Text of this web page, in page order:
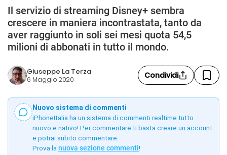
Il servizio di streaming Disney+ sembra
crescere in maniera incontrastata, tanto da
aver raggiunto in soli sei mesi quota 54,5
milioni di abbonati in tutto il mondo.
Giuseppe La Terza
6 Maggio 2020 Condividi
Nuovo sistema di commenti
iPhoneItalia ha un sistema di commenti realtime tutto
nuovo e nativo! Per commentare ti basta creare un account
e potrai subito commentare.
Prova la nuova sezione commenti!